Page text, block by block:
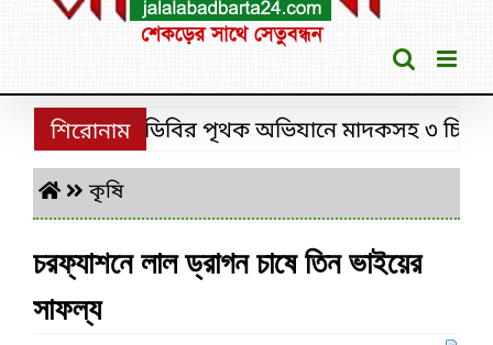
শিরোনাম
শ্রীমঙ্গলে ডিবির পৃথক অভিযানে মাদকসহ ৩ চিহ্নিত
কৃষি
চরফ্যাশনে লাল ড্রাগন চাষে তিন ভাইয়ের
সাফল্য